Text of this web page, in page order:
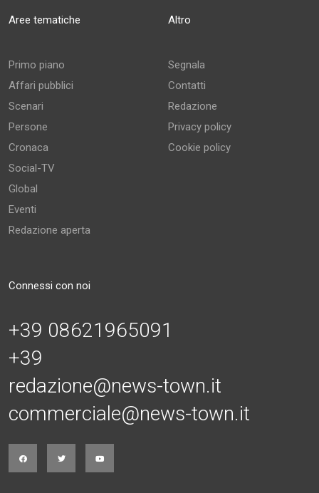
Aree tematiche
Primo piano
Affari pubblici
Scenari
Persone
Cronaca
Social-TV
Global
Eventi
Redazione aperta
Altro
Segnala
Contatti
Redazione
Privacy policy
Cookie policy
Connessi con noi
+39 08621965091
+39
redazione@news-town.it
commerciale@news-town.it